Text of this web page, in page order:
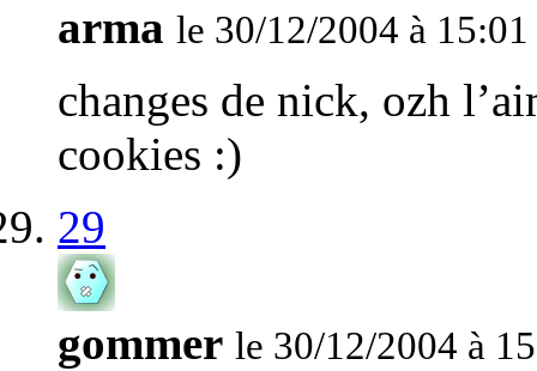
arma le 30/12/2004 à 15:01
changes de nick, ozh
cookies :)
29
gommer le 30/12/2004 à